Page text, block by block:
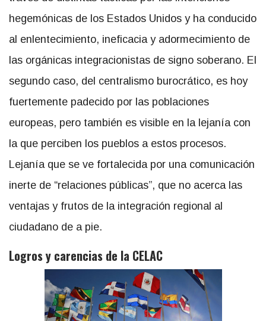
hegemónicas de los Estados Unidos y ha conducido
al enlentecimiento, ineficacia y adormecimiento de
las orgánicas integracionistas de signo soberano. El
segundo caso, del centralismo burocrático, es hoy
fuertemente padecido por las poblaciones
europeas, pero también es visible en la lejanía con
la que perciben los pueblos a estos procesos.
Lejanía que se ve fortalecida por una comunicación
inerte de “relaciones públicas”, que no acerca las
ventajas y frutos de la integración regional al
ciudadano de a pie.
Logros y carencias de la CELAC